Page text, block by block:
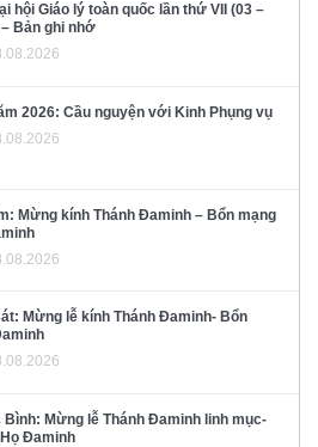
hội Giáo lý toàn quốc lần thứ VII (03 –
Bản ghi nhớ
2026: Cầu nguyện với Kinh Phụng vụ
Mừng kính Thánh Đaminh – Bổn mạng
Mừng lễ kính Thánh Đaminh- Bổn
Mừng lễ Thánh Đaminh linh mục-
Đaminh